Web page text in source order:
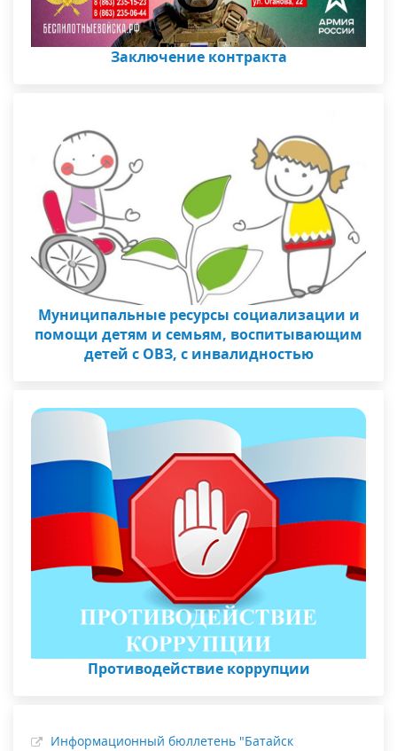
Заключение контракта
Муниципальные ресурсы социализации и
помощи детям и семьям, воспитывающим
детей с ОВЗ, с инвалидностью
Противодействие коррупции
Информационный бюллетень "Батайск